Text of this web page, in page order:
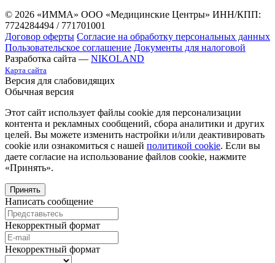
© 2026 «ИММА» ООО «Медицинские Центры» ИНН/КПП:
7724284494 / 771701001
Договор оферты Согласие на обработку персональных данных
Пользовательское соглашение Документы для налоговой
Разработка сайта — NIKOLAND
Карта сайта
Версия для слабовидящих
Обычная версия
Этот сайт использует файлы cookie для персонализации
контента и рекламных сообщений, сбора аналитики и других
целей. Вы можете изменить настройки и/или деактивировать
cookie или ознакомиться с нашей политикой cookie. Если вы
даете согласие на использование файлов cookie, нажмите
«Принять».
Принять
Написать сообщение
Некорректный формат
Некорректный формат